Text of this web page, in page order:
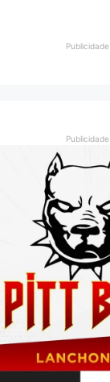
Publicidade
Publicidade